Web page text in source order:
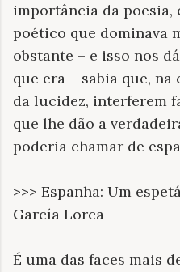
importância da poesia,
poético que dominava
obstante – e isso nos
que era – sabia que,
da lucidez, interferem
que lhe dão a
poderia chamar de
>>> Espanha: Um
García Lorca
É uma das faces mais